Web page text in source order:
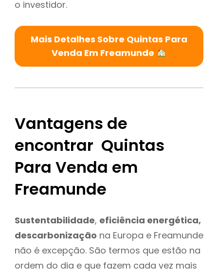
o investidor.
Mais Detalhes Sobre Quintas Para
Venda Em Freamunde
Vantagens de
encontrar Quintas
Para Venda em
Freamunde
Sustentabilidade, eficiência energética,
descarbonização na Europa e Freamunde
não é excepção. São termos que estão na
ordem do dia e que fazem cada vez mais